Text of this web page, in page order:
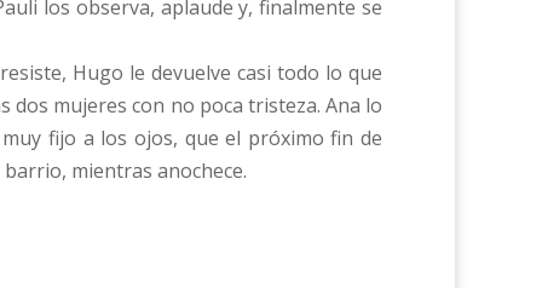
los observa, aplaude y, finalmente se
Hugo le devuelve casi todo lo que
dos mujeres con no poca tristeza. Ana lo
fijo a los ojos, que el próximo fin de
mientras anochece.